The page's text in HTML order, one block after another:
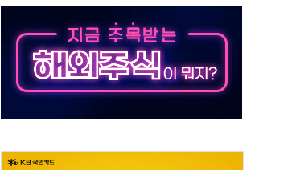
명 사망·1명 실종
제적 시민 연대로 목소리 내야"
흘만에 숨진 채 발견
들 체포